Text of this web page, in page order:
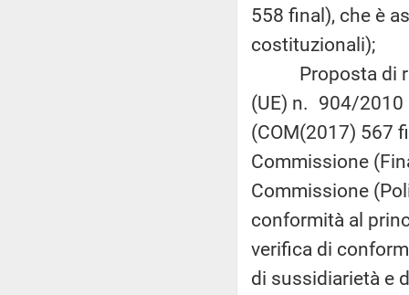
558 final), che è
costituzionali);
Proposta di
(UE) n. 904/2010
(COM(2017) 567
Commissione
Commissione
conformità al
verifica di
di sussidiarietà e